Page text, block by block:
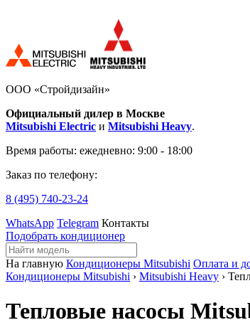
ООО «Стройдизайн»
Официальный дилер в Москве
Mitsubishi Electric и Mitsubishi Heavy.
Время работы: ежедневно: 9:00 - 18:00
Заказ по телефону:
8 (495) 740-23-24
WhatsApp Telegram Контакты
Подобрать кондиционер
На главную Кондиционеры Mitsubishi Оплата и
Кондиционеры Mitsubishi › Mitsubishi Heavy ›
Тепловые насосы